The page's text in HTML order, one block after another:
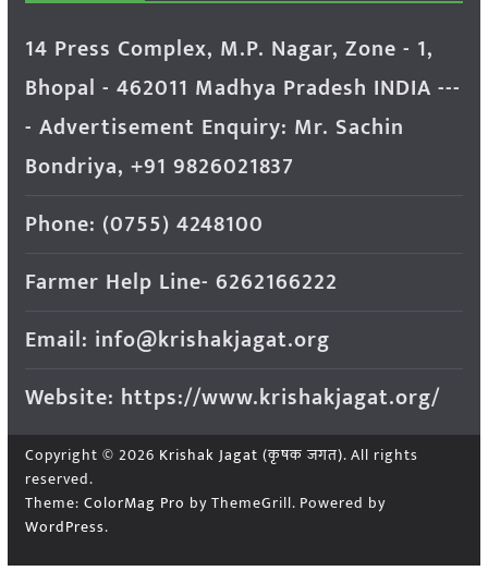
14 Press Complex, M.P. Nagar, Zone - 1,
Bhopal - 462011 Madhya Pradesh INDIA ---
- Advertisement Enquiry: Mr. Sachin
Bondriya, +91 9826021837
Phone: (0755) 4248100
Farmer Help Line- 6262166222
Email: info@krishakjagat.org
Website: https://www.krishakjagat.org/
Copyright © 2026 Krishak Jagat (कृषक जगत). All rights
reserved.
Theme: ColorMag Pro by ThemeGrill. Powered by
WordPress.